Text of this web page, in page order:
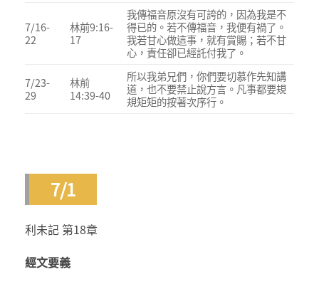
7/16-
22
林前9:16-
17
我傳福音原沒有可誇的，因為我是不
得已的。若不傳福音，我便有禍了。
我若甘心做這事，就有賞賜；若不甘
心，責任卻已經託付我了。
7/23-
29
林前
14:39-40
所以我弟兄們，你們要切慕作先知講
道，也不要禁止說方言。凡事都要規
規矩矩的按著次序行。
7/1
利未記 第18章
經文要義